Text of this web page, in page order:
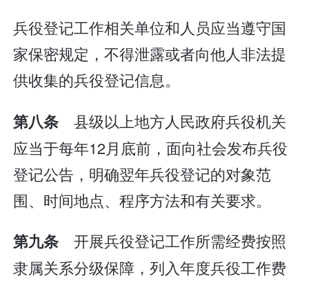
兵役登记工作相关单位和人员应当遵守国
家保密规定，不得泄露或者向他人非法提
供收集的兵役登记信息。
第八条县级以上地方人民政府兵役机关
应当于每年12月底前，面向社会发布兵役
登记公告，明确翌年兵役登记的对象范
围、时间地点、程序方法和有关要求。
第九条开展兵役登记工作所需经费按照
隶属关系分级保障，列入年度兵役工作费